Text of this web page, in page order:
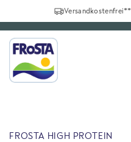
FROSTA HIGH PROTEIN